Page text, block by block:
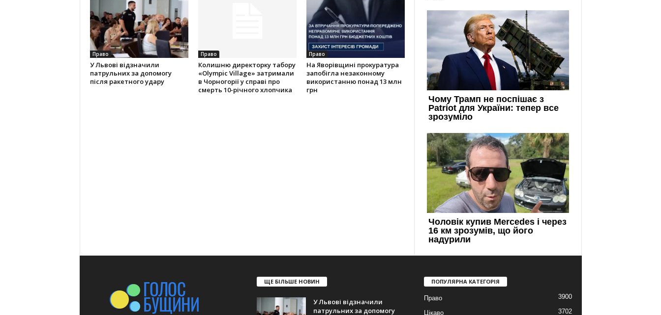
Право
У Львові відзначили
патрульних за допомогу
після ракетного удару
Право
Колишню директорку табору
«Olympic Village» затримали
в Чорногорії у справі про
смерть 10-річного хлопчика
Право
На Яворівщині прокуратура
запобігла незаконному
використанню понад 13 млн
грн
ЩЕ БІЛЬШЕ НОВИН
У Львові відзначили
патрульних за допомогу
ПОПУЛЯРНА КАТЕГОРІЯ
Право 3900
Цікаво 3702